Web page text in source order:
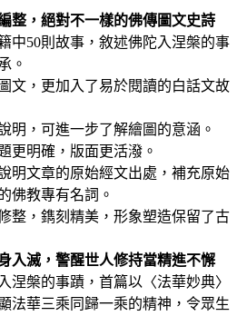
整，絕對不一樣的佛傳圖文史詩
50則故事，敘述佛陀入涅槃的事
。
，更加入了易於閱讀的白話文故
，可進一步了解繪圖的意涵。
明確，版面更活潑。
文章的原始經文出處，補充原始
佛教專有名詞。
，鐫刻精美，形象塑造保留了古
入滅，警醒世人修持當精進不懈
槃的事蹟，首篇以〈法華妙典〉
法華三乘同歸一乘的精神，令眾生